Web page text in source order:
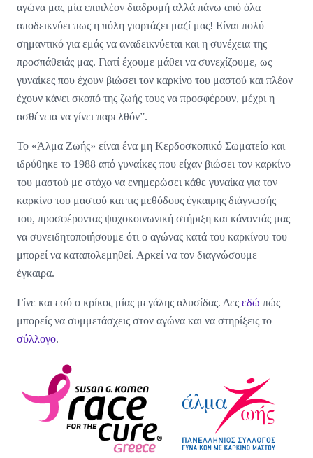
αγώνα μας μία επιπλέον διαδρομή αλλά πάνω από όλα
αποδεικνύει πως η πόλη γιορτάζει μαζί μας! Είναι πολύ
σημαντικό για εμάς να αναδεικνύεται και η συνέχεια της
προσπάθειάς μας. Γιατί έχουμε μάθει να συνεχίζουμε, ως
γυναίκες που έχουν βιώσει τον καρκίνο του μαστού και πλέον
έχουν κάνει σκοπό της ζωής τους να προσφέρουν, μέχρι η
ασθένεια να γίνει παρελθόν”.
Το «Άλμα Ζωής» είναι ένα μη Κερδοσκοπικό Σωματείο και
ιδρύθηκε το 1988 από γυναίκες που είχαν βιώσει τον καρκίνο
του μαστού με στόχο να ενημερώσει κάθε γυναίκα για τον
καρκίνο του μαστού και τις μεθόδους έγκαιρης διάγνωσής
του, προσφέροντας ψυχοκοινωνική στήριξη και κάνοντάς μας
να συνειδητοποιήσουμε ότι ο αγώνας κατά του καρκίνου του
μπορεί να καταπολεμηθεί. Αρκεί να τον διαγνώσουμε
έγκαιρα.
Γίνε και εσύ ο κρίκος μίας μεγάλης αλυσίδας. Δες εδώ πώς
μπορείς να συμμετάσχεις στον αγώνα και να στηρίξεις το
σύλλογο.